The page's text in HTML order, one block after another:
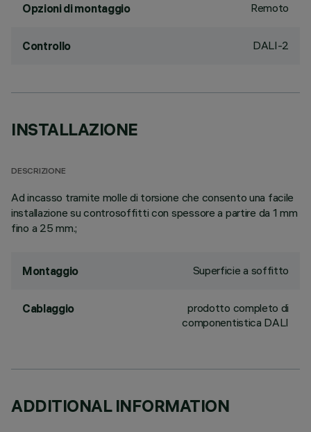
Opzioni di montaggio Remoto
Controllo DALI-2
INSTALLAZIONE
DESCRIZIONE
Ad incasso tramite molle di torsione che consento una facile
installazione su controsoffitti con spessore a partire da 1 mm
fino a 25 mm.;
Montaggio Superficie a soffitto
Cablaggio
prodotto completo di
componentistica DALI
ADDITIONAL INFORMATION